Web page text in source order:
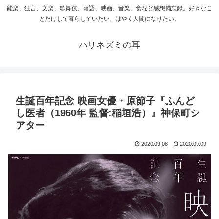
能楽、狂言、文楽、歌舞伎、落語、映画、音楽、食など感想備忘録。好きなこ
とだけして暮らしていたい。はやく人間になりたい。
ハリネズミの耳
生誕百年記念 映画女優・原節子『ふんど
し医者（1960年 監督:稲垣浩）』神保町シ
アター
2020.09.08 2020.09.09